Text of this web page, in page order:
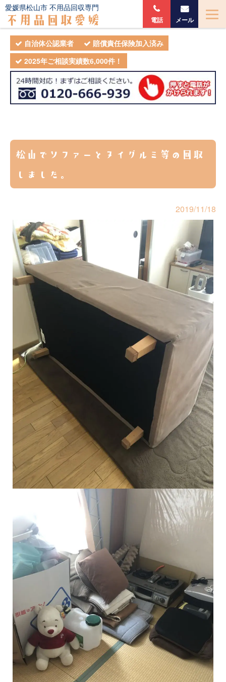
自治体公認業者
賠償責任保険加入済み
2025年ご相談実績数6,000件！
愛媛県松山市 不用品回収専門
不用品回収愛媛 電話 メール
松山でソファーとヌイグルミ等の回収
しました。
2019/11/18